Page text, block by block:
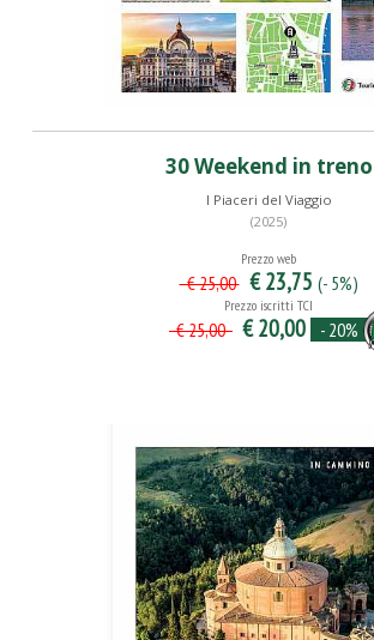
30 Weekend in treno
I Piaceri del Viaggio
(2025)
Prezzo web
€ 25,00 € 23,75 (- 5%)
Prezzo iscritti TCI
€ 25,00 € 20,00 - 20%